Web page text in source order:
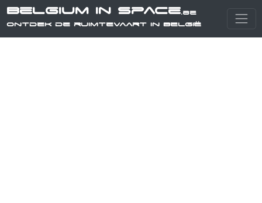
Belgium in Space.be
Ontdek de ruimtevaart in België